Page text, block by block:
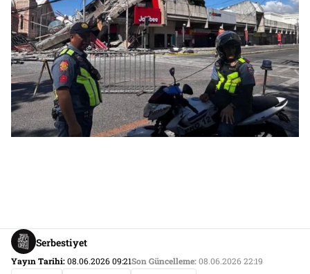
Serbestiyet
Yayın Tarihi:08.06.2026 09:21Son Güncelleme:08.06.2026 22:19